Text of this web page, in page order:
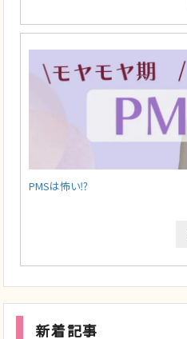
PMSは怖い⁉️
新着記事